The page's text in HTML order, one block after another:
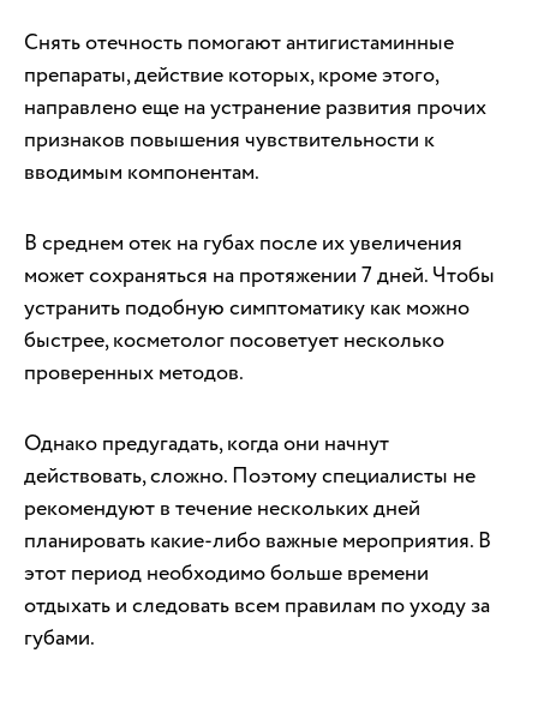
Снять отечность помогают антигистаминные
препараты, действие которых, кроме этого,
направлено еще на устранение развития прочих
признаков повышения чувствительности к
вводимым компонентам.
В среднем отек на губах после их увеличения
может сохраняться на протяжении 7 дней. Чтобы
устранить подобную симптоматику как можно
быстрее, косметолог посоветует несколько
проверенных методов.
Однако предугадать, когда они начнут
действовать, сложно. Поэтому специалисты не
рекомендуют в течение нескольких дней
планировать какие-либо важные мероприятия. В
этот период необходимо больше времени
отдыхать и следовать всем правилам по уходу за
губами.